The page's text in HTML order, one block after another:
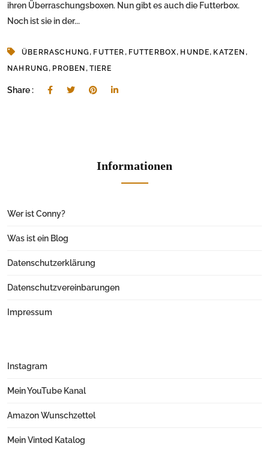
ihren Überraschungsboxen. Nun gibt es auch die Futterbox.
Noch ist sie in der...
ÜBERRASCHUNG, FUTTER, FUTTERBOX, HUNDE, KATZEN ,
NAHRUNG, PROBEN , TIERE
Share :
Informationen
Wer ist Conny?
Was ist ein Blog
Datenschutzerklärung
Datenschutzvereinbarungen
Impressum
Instagram
Mein YouTube Kanal
Amazon Wunschzettel
Mein Vinted Katalog